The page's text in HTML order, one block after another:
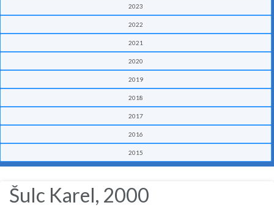
2023
2022
2021
2020
2019
2018
2017
2016
2015
Šulc Karel, 2000